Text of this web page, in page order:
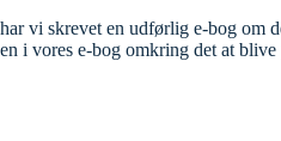
vi skrevet en udførlig e-bog
i vores e-bog omkring det at